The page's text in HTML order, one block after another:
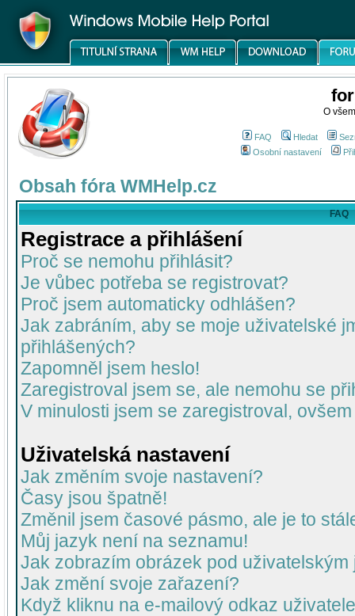
O
FAQ Hledat
Osobní nastavení
Obsah fóra WMHelp.cz
FAQ
Registrace a přihlášení
Proč se nemohu přihlásit?
Je vůbec potřeba se registrovat?
Proč jsem automaticky odhlášen?
Jak zabráním, aby se moje uživatelské
přihlášených?
Zapomněl jsem heslo!
Zaregistroval jsem se, ale nemohu se
V minulosti jsem se zaregistroval,
Uživatelská nastavení
Jak změním svoje nastavení?
Časy jsou špatně!
Změnil jsem časové pásmo, ale je to
Můj jazyk není na seznamu!
Jak zobrazím obrázek pod uživatelským
Jak změní svoje zařazení?
Když kliknu na e-mailový odkaz